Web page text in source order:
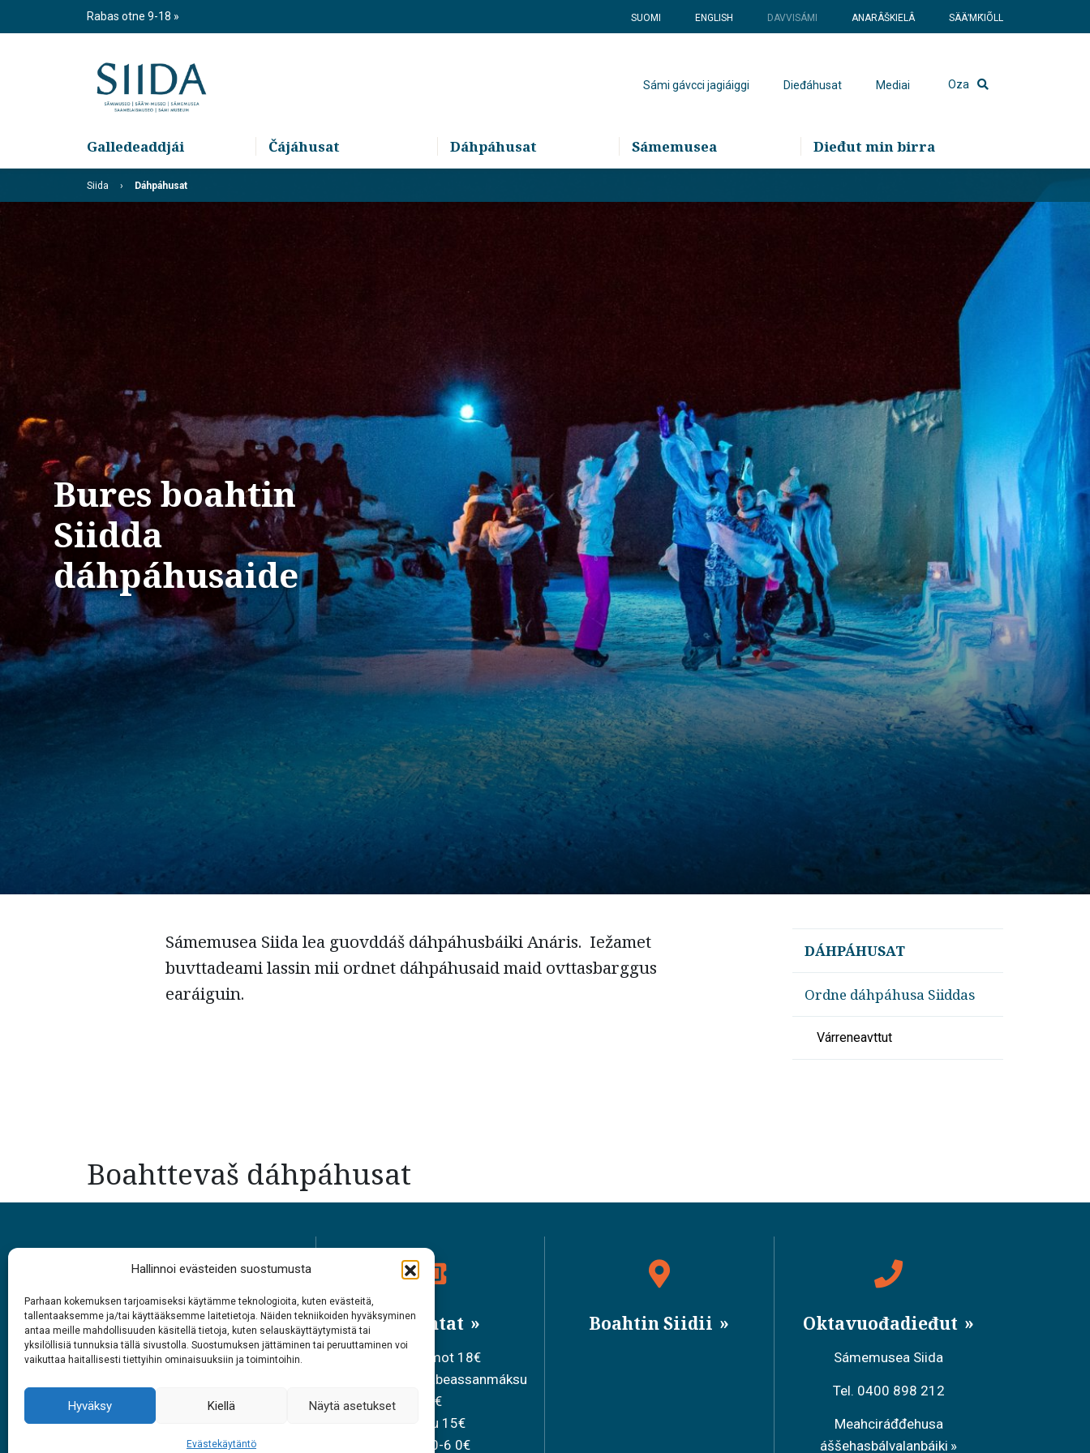
Hallinnoi evästeiden suostumusta
Parhaan kokemuksen tarjoamiseksi käytämme teknologioita, kuten evästeitä,
tallentaaksemme ja/tai käyttääksemme laitetietoja. Näiden tekniikoiden hyväksyminen
antaa meille mahdollisuuden käsitellä tietoja, kuten selauskäyttäytymistä tai
yksilöllisiä tunnuksia tällä sivustolla. Suostumuksen jättäminen tai peruuttaminen voi
vaikuttaa haitallisesti tiettyihin ominaisuuksiin ja toimintoihin.
Hyväksy Kiellä Näytä asetukset
Evästekäytäntö
Rabas otne 9-18 SUOMI ENGLISH DAVVISÁMI ANARÂŠKIELÂ SÄÄʹMǨIÕLL
Sámi gávcci jagiáiggi Dieđáhusat Mediai Oza
Galledeaddjái Čájáhusat Dáhpáhusat Sámemusea Dieđut min birra
Siida Dáhpáhusat
Bures boahtin
Siidda
dáhpáhusaide
Sámemusea Siida lea guovddáš dáhpáhusbáiki Anáris. Iežamet
buvttadeami lassin mii ordnet dáhpáhusaid maid ovttasbarggus
earáiguin.
DÁHPÁHUSAT
Ordne dáhpáhusa Siiddas
Várreneavttut
Boahttevaš dáhpáhusat
Rabasáiggit
1.6. – 27.9.2026
9 – 18
Bileahtat
Ollesolbmot 18€
Vuoliduvvon sisabeassanmáksu
15€
Joavku 15€
Mánát 0-6 0€
Boahtin Siidii Oktavuođadieđut
Sámemusea Siida
Tel. 0400 898 212
Meahciráđđehusa
áššehasbálvalanbáiki